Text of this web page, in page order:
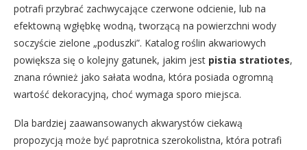
potrafi przybrać zachwycające czerwone odcienie, lub na
efektowną wgłębkę wodną, tworzącą na powierzchni wody
soczyście zielone „poduszki”. Katalog roślin akwariowych
powiększa się o kolejny gatunek, jakim jest pistia stratiotes,
znana również jako sałata wodna, która posiada ogromną
wartość dekoracyjną, choć wymaga sporo miejsca.
Dla bardziej zaawansowanych akwarystów ciekawą
propozycją może być paprotnica szerokolistna, która potrafi